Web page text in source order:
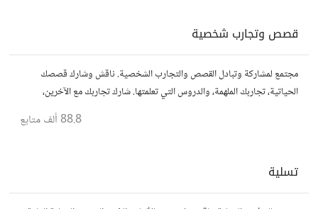
قصص وتجارب شخصية
مجتمع لمشاركة وتبادل القصص والتجارب الشخصية. ناقش وشارك قصصك
الحياتية، تجاربك الملهمة، والدروس التي تعلمتها. شارك تجاربك مع الآخرين،
88.8 ألف متابع
تسلية